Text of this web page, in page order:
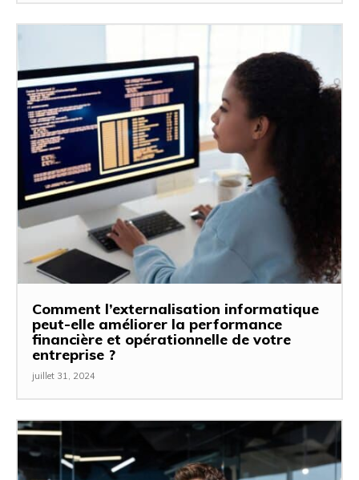
Comment l’externalisation informatique
peut-elle améliorer la performance
financière et opérationnelle de votre
entreprise ?
juillet 31, 2024